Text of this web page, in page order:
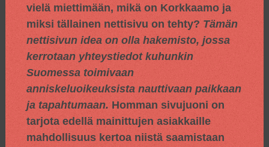
vielä miettimään, mikä on Korkkaamo ja
miksi tällainen nettisivu on tehty? Tämän
nettisivun idea on olla hakemisto, jossa
kerrotaan yhteystiedot kuhunkin
Suomessa toimivaan
anniskeluoikeuksista nauttivaan paikkaan
ja tapahtumaan. Homman sivujuoni on
tarjota edellä mainittujen asiakkaille
mahdollisuus kertoa niistä saamistaan